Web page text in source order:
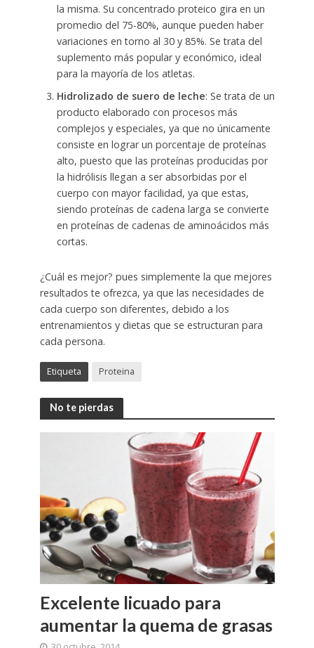
la misma. Su concentrado proteico gira en un
promedio del 75-80%, aunque pueden haber
variaciones en torno al 30 y 85%. Se trata del
suplemento más popular y económico, ideal
para la mayoría de los atletas.
Hidrolizado de suero de leche: Se trata de un
producto elaborado con procesos más
complejos y especiales, ya que no únicamente
consiste en lograr un porcentaje de proteínas
alto, puesto que las proteínas producidas por
la hidrólisis llegan a ser absorbidas por el
cuerpo con mayor facilidad, ya que estas,
siendo proteínas de cadena larga se convierte
en proteínas de cadenas de aminoácidos más
cortas.
¿Cuál es mejor? pues simplemente la que mejores
resultados te ofrezca, ya que las necesidades de
cada cuerpo son diferentes, debido a los
entrenamientos y dietas que se estructuran para
cada persona.
Etiqueta Proteina
No te pierdas
Excelente licuado para
aumentar la quema de grasas